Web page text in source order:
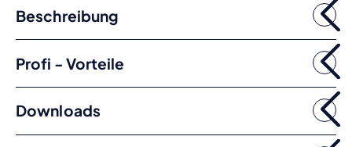
Beschreibung
Profi - Vorteile
Downloads